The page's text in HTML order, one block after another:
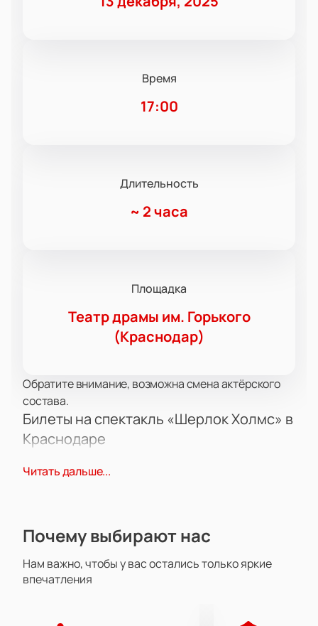
Время
17:00
Длительность
~ 2 часа
Площадка
Театр драмы им. Горького
(Краснодар)
Обратите внимание, возможна смена актёрского
состава.
Билеты на спектакль «Шерлок Холмс» в
Краснодаре
детективом Шерлоком Холмсом. Театральная
Описание
Пьеса создана по мотивам произведений Артура
Конан Дойля. Гости увидят динамичное
расследование, а артисты точно передают
Читать дальше...
Почему выбирают нас
Нам важно, чтобы у вас остались только яркие
впечатления